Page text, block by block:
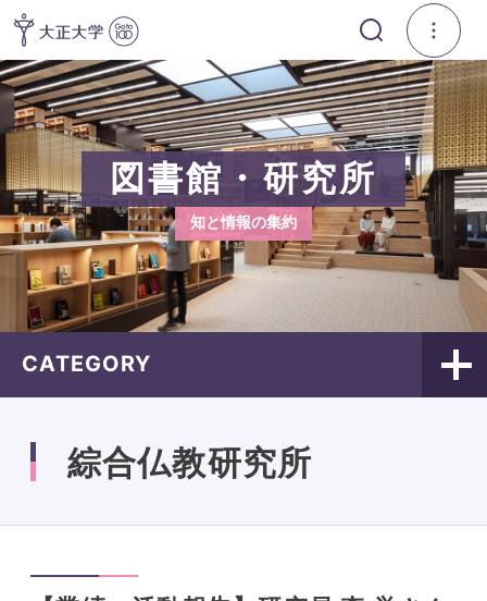
図書館・研究所
知と情報の集約
CATEGORY
綜合仏教研究所